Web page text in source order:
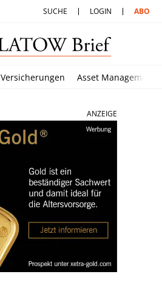
SUCHE LOGIN ABO
Versicherungen Asset Management
ANZEIGE